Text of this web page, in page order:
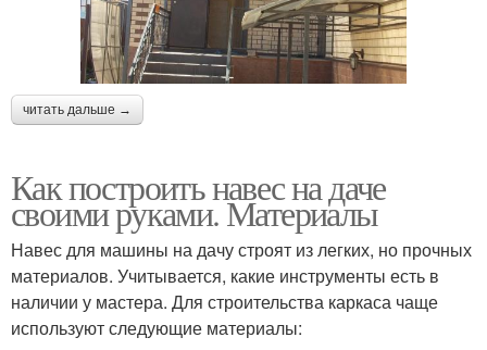
читать дальше →
Как построить навес на даче
своими руками. Материалы
Навес для машины на дачу строят из легких, но прочных
материалов. Учитывается, какие инструменты есть в
наличии у мастера. Для строительства каркаса чаще
используют следующие материалы: